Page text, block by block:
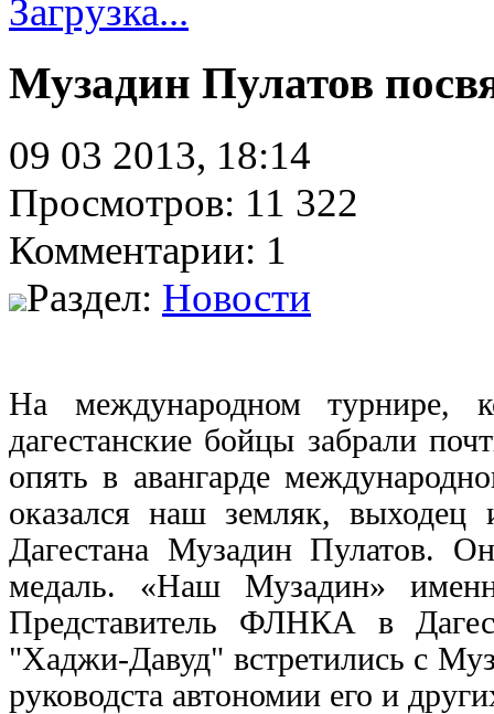
Загрузка...
Музадин Пулатов
09 03 2013, 18:14
Просмотров: 11 322
Комментарии: 1
Раздел: Новости
На международном турнире,
дагестанские бойцы забрали
опять в авангарде
оказался наш земляк, выходец
Дагестана Музадин Пулатов.
медаль. «Наш Музадин»
Представитель ФЛНКА в
"Хаджи-Давуд" встретились с
руководста автономии его и